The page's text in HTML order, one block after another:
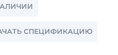
НАЛИЧИИ
СПЕЦИФИКАЦИЮ